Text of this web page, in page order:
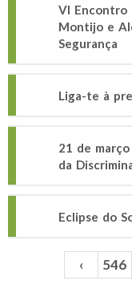
VI Encontro
Montijo e
Segurança
Liga-te à
21 de
da
Eclipse do
Páginas ‹ 546